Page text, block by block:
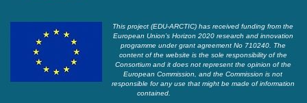
This project (EDU-ARCTIC) has received funding from the
European Union’s Horizon 2020 research and innovation
programme under grant agreement No 710240. The
content of the website is the sole responsibility of the
Consortium and it does not represent the opinion of the
European Commission, and the Commission is not
responsible for any use that might be made of information
contained.